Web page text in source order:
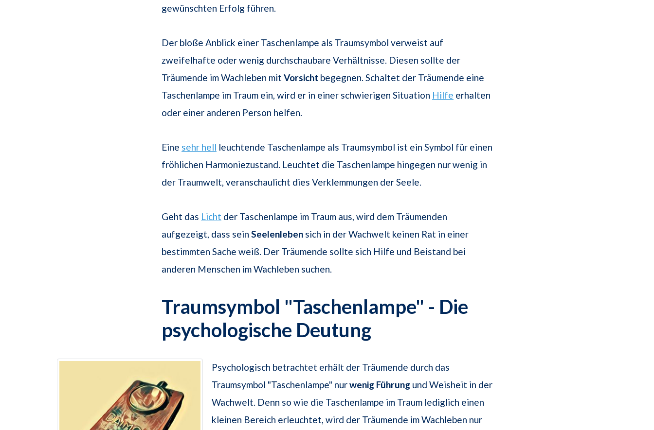
gewünschten Erfolg führen.
Der bloße Anblick einer Taschenlampe als Traumsymbol verweist auf
zweifelhafte oder wenig durchschaubare Verhältnisse. Diesen sollte der
Träumende im Wachleben mit Vorsicht begegnen. Schaltet der Träumende eine
Taschenlampe im Traum ein, wird er in einer schwierigen Situation Hilfe erhalten
oder einer anderen Person helfen.
Eine sehr hell leuchtende Taschenlampe als Traumsymbol ist ein Symbol für einen
fröhlichen Harmoniezustand. Leuchtet die Taschenlampe hingegen nur wenig in
der Traumwelt, veranschaulicht dies Verklemmungen der Seele.
Geht das Licht der Taschenlampe im Traum aus, wird dem Träumenden
aufgezeigt, dass sein Seelenleben sich in der Wachwelt keinen Rat in einer
bestimmten Sache weiß. Der Träumende sollte sich Hilfe und Beistand bei
anderen Menschen im Wachleben suchen.
Traumsymbol "Taschenlampe" - Die
psychologische Deutung
Psychologisch betrachtet erhält der Träumende durch das
Traumsymbol "Taschenlampe" nurwenig Führung und Weisheit in der
Wachwelt. Denn so wie die Taschenlampe im Traum lediglich einen
kleinen Bereich erleuchtet, wird der Träumende im Wachleben nur